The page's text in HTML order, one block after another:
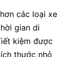
các loại xe
gian di
kiệm được
thước nhỏ